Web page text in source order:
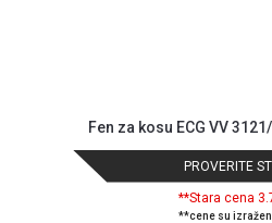
Fen za kosu ECG VV
PROVERITE
**Stara cena
**cene su